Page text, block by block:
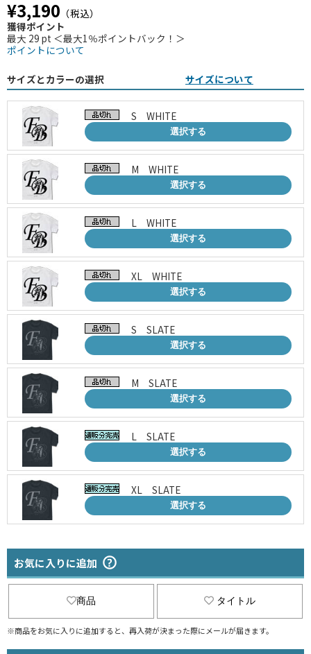
¥3,190 （税込）
獲得ポイント
最大 29 pt ＜最大1％ポイントバック！＞
ポイントについて
サイズとカラーの選択 サイズについて
S WHITE
選択する
M WHITE
選択する
L WHITE
選択する
XL WHITE
選択する
S SLATE
選択する
M SLATE
選択する
L SLATE
選択する
XL SLATE
選択する
お気に入りに追加
商品 タイトル
※商品をお気に入りに追加すると、再入荷が決まった際にメールが届きます。